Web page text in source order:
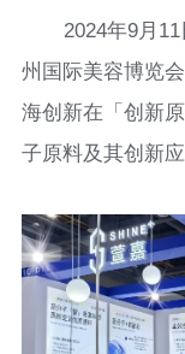
2024年9月
州国际美容博览
海创新在「创新
子原料及其创新应